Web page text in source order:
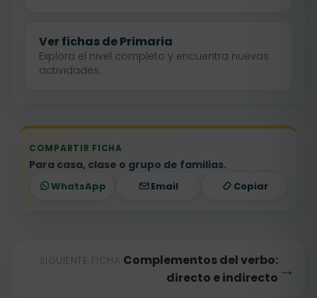
Ver fichas de Primaria
Explora el nivel completo y encuentra nuevas
actividades.
COMPARTIR FICHA
Para casa, clase o grupo de familias.
WhatsApp Email Copiar
SIGUIENTE FICHA Complementos del verbo:
directo e indirecto →